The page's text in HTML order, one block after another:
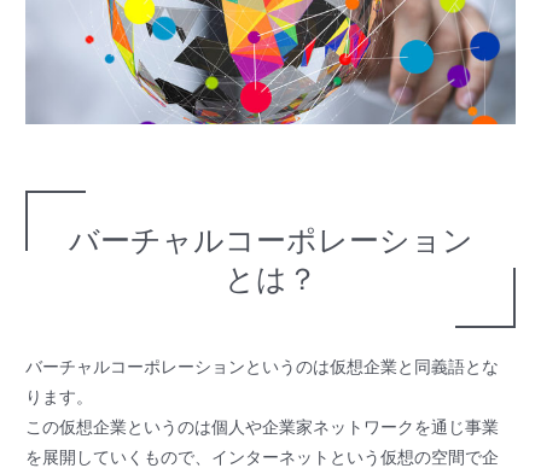
バーチャルコーポレーション
とは？
バーチャルコーポレーションというのは仮想企業と同義語とな
ります。
この仮想企業というのは個人や企業家ネットワークを通じ事業
を展開していくもので、インターネットという仮想の空間で企